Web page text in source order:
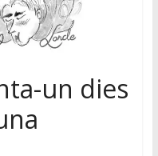
un dies